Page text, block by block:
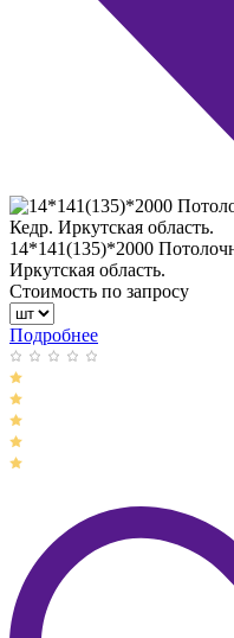
14*141(135)*2000
Иркутская область.
Стоимость по запросу
Подробнее